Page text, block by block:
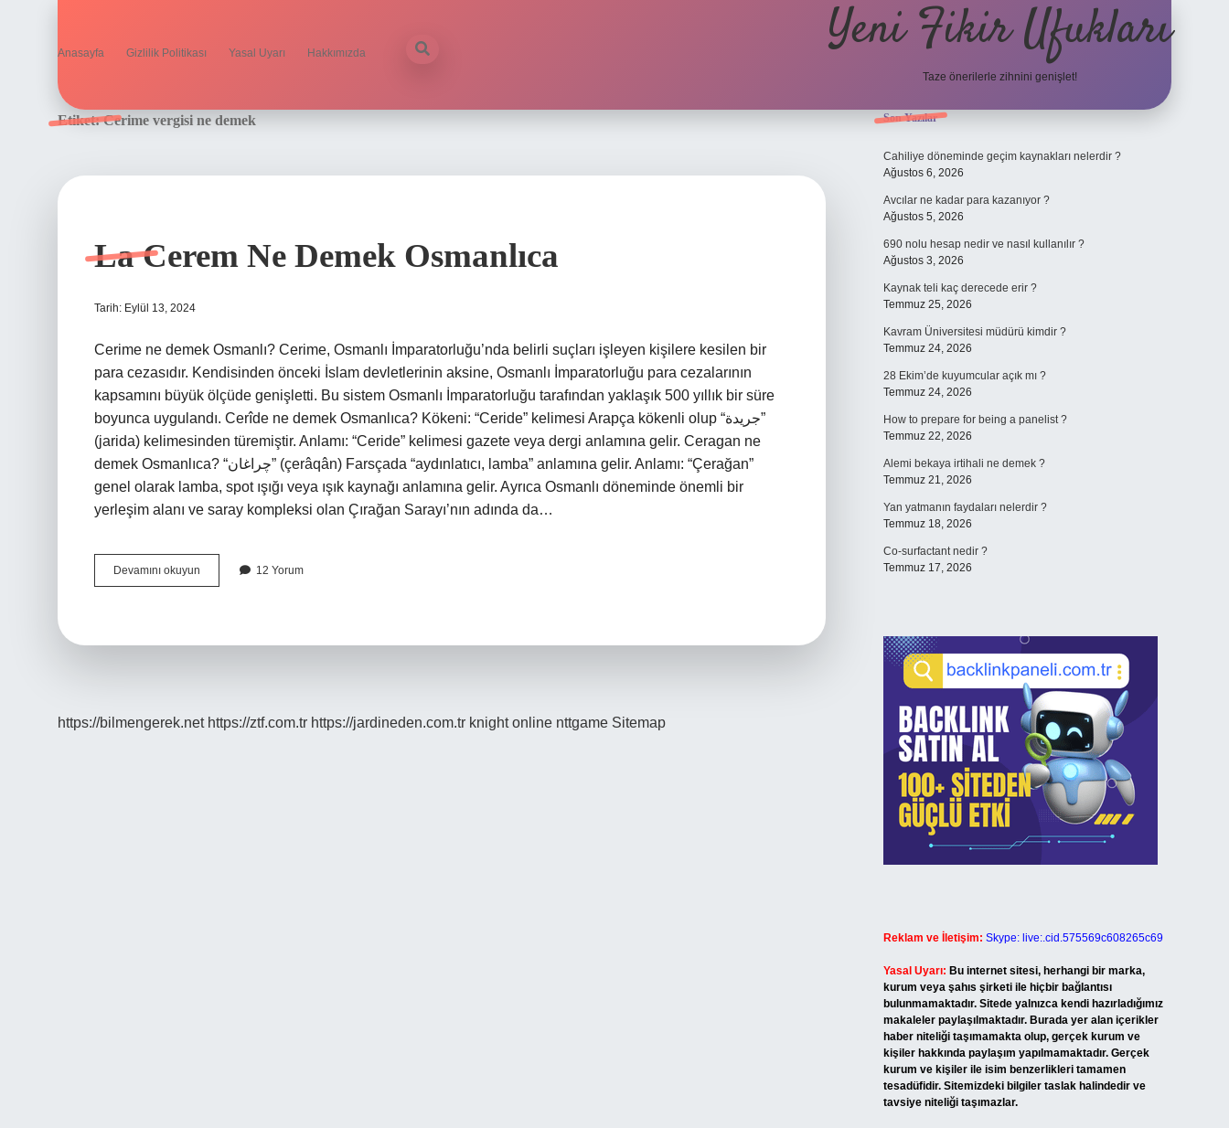
Anasayfa Gizlilik Politikası Yasal Uyarı Hakkımızda Yeni Fikir Ufukları
Taze önerilerle zihnini genişlet!
Etiket:Cerime vergisi ne demek
La Cerem Ne Demek Osmanlıca
Tarih: Eylül 13, 2024
Cerime ne demek Osmanlı? Cerime, Osmanlı İmparatorluğu’nda belirli suçları işleyen kişilere kesilen bir
para cezasıdır. Kendisinden önceki İslam devletlerinin aksine, Osmanlı İmparatorluğu para cezalarının
kapsamını büyük ölçüde genişletti. Bu sistem Osmanlı İmparatorluğu tarafından yaklaşık 500 yıllık bir süre
boyunca uygulandı. Cerîde ne demek Osmanlıca? Kökeni: “Ceride” kelimesi Arapça kökenli olup “جريدة”
(jarida) kelimesinden türemiştir. Anlamı: “Ceride” kelimesi gazete veya dergi anlamına gelir. Ceragan ne
demek Osmanlıca? “چراغان” (çerâqân) Farsçada “aydınlatıcı, lamba” anlamına gelir. Anlamı: “Çerağan”
genel olarak lamba, spot ışığı veya ışık kaynağı anlamına gelir. Ayrıca Osmanlı döneminde önemli bir
yerleşim alanı ve saray kompleksi olan Çırağan Sarayı’nın adında da…
Devamını okuyun
Cerem
12 Yorum
https://bilmengerek.net https://ztf.com.tr https://jardineden.com.tr knight online nttgame Sitemap
Sidebar
Son Yazılar
Cahiliye döneminde geçim kaynakları nelerdir ?
Ağustos 6, 2026
Avcılar ne kadar para kazanıyor ?
Ağustos 5, 2026
690 nolu hesap nedir ve nasıl kullanılır ?
Ağustos 3, 2026
Kaynak teli kaç derecede erir ?
Temmuz 25, 2026
Kavram Üniversitesi müdürü kimdir ?
Temmuz 24, 2026
28 Ekim’de kuyumcular açık mı ?
Temmuz 24, 2026
How to prepare for being a panelist ?
Temmuz 22, 2026
Alemi bekaya irtihali ne demek ?
Temmuz 21, 2026
Yan yatmanın faydaları nelerdir ?
Temmuz 18, 2026
Co-surfactant nedir ?
Temmuz 17, 2026
Reklam ve İletişim: Skype: live:.cid.575569c608265c69
Yasal Uyarı: Bu internet sitesi, herhangi bir marka,
kurum veya şahıs şirketi ile hiçbir bağlantısı
bulunmamaktadır. Sitede yalnızca kendi hazırladığımız
makaleler paylaşılmaktadır. Burada yer alan içerikler
haber niteliği taşımamakta olup, gerçek kurum ve
kişiler hakkında paylaşım yapılmamaktadır. Gerçek
kurum ve kişiler ile isim benzerlikleri tamamen
tesadüfidir. Sitemizdeki bilgiler taslak halindedir ve
tavsiye niteliği taşımazlar.